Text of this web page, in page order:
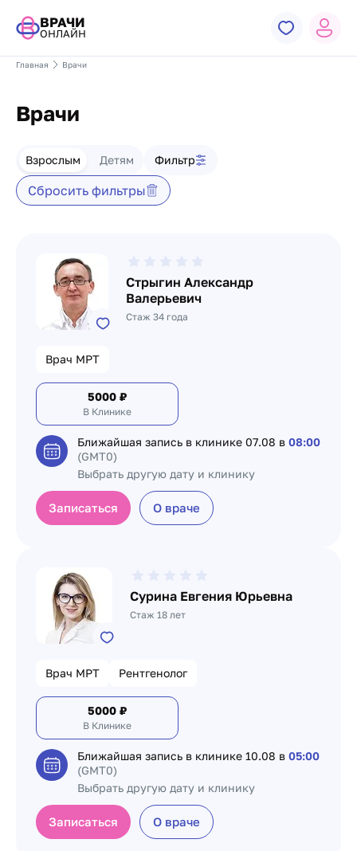
ВРАЧИ
ОНЛАЙН
Главная Врачи
Врачи
Фильтр врачей
Взрослым Детям Фильтр
Сбросить фильтры
Стрыгин Александр
Валерьевич
Стаж 34 года
Врач МРТ
5000 ₽
В Клинике
Ближайшая запись в клинике 07.08 в 08:00
(GMT0)
Выбрать другую дату и клинику
Записаться О враче
Сурина Евгения Юрьевна
Стаж 18 лет
Врач МРТ Рентгенолог
5000 ₽
В Клинике
Ближайшая запись в клинике 10.08 в 05:00
(GMT0)
Выбрать другую дату и клинику
Записаться О враче